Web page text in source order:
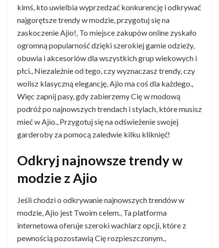
kimś, kto uwielbia wyprzedzać konkurencję i odkrywać
najgorętsze trendy w modzie, przygotuj się na
zaskoczenie Ajio!, To miejsce zakupów online zyskało
ogromną popularność dzięki szerokiej gamie odzieży,
obuwia i akcesoriów dla wszystkich grup wiekowych i
płci., Niezależnie od tego, czy wyznaczasz trendy, czy
wolisz klasyczną elegancję, Ajio ma coś dla każdego.,
Więc zapnij pasy, gdy zabierzemy Cię w modową
podróż po najnowszych trendach i stylach, które musisz
mieć w Ajio., Przygotuj się na odświeżenie swojej
garderoby za pomocą zaledwie kilku kliknięć!
Odkryj najnowsze trendy w
modzie z Ajio
Jeśli chodzi o odkrywanie najnowszych trendów w
modzie, Ajio jest Twoim celem., Ta platforma
internetowa oferuje szeroki wachlarz opcji, które z
pewnością pozostawią Cię rozpieszczonym.,